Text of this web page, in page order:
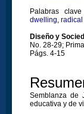
Palabras
dwelling
Diseño y
Págs. 4-15
Semblanza de
educativa y de